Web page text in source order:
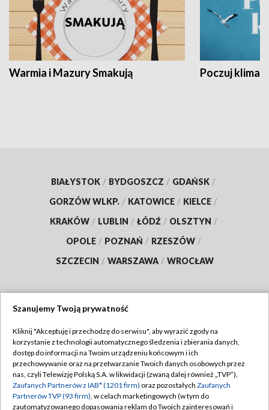
Warmia i Mazury Smakują Poczuj klimat
BIAŁYSTOK / BYDGOSZCZ / GDAŃSK /
GORZÓW WLKP. / KATOWICE / KIELCE /
KRAKÓW / LUBLIN / ŁÓDŹ / OLSZTYN /
OPOLE / POZNAŃ / RZESZÓW /
SZCZECIN / WARSZAWA / WROCŁAW
TVP
Abonament TVP
Emisja w TVP
Centrum informacji TVP
Regulamin TVP
Polityka prywatności
Moje zgody
Szanujemy Twoją prywatność
Kliknij "Akceptuję i przechodzę do serwisu", aby wyrazić zgody na
korzystanie z technologii automatycznego śledzenia i zbierania danych,
dostęp do informacji na Twoim urządzeniu końcowym i ich
przechowywanie oraz na przetwarzanie Twoich danych osobowych przez
nas, czyli Telewizję Polską S.A. w likwidacji (zwaną dalej również „TVP”),
Zaufanych Partnerów z IAB* (1201 firm) oraz pozostałych Zaufanych
Partnerów TVP (93 firm), w celach marketingowych (w tym do
zautomatyzowanego dopasowania reklam do Twoich zainteresowań i